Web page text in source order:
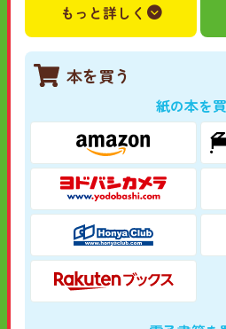
もっと詳しく
本を買う
紙の本を